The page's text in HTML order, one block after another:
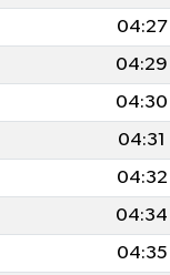
04:27
04:29
04:30
04:31
04:32
04:34
04:35